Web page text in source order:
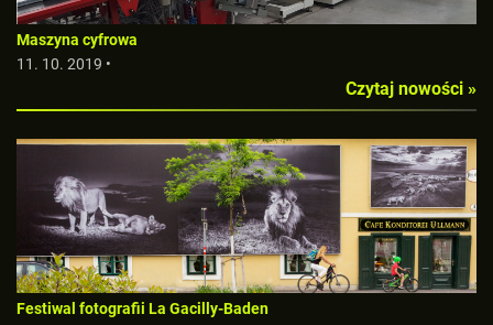
Maszyna cyfrowa
11. 10. 2019 •
Czytaj nowości »
Festiwal fotografii La Gacilly-Baden